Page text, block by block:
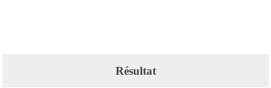
Résultat